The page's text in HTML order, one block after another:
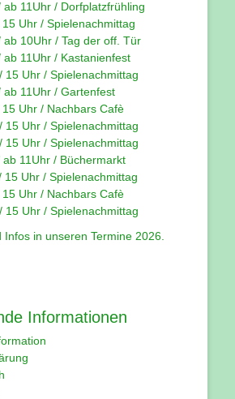
11Uhr / Dorfplatzfrühling
Uhr / Spielenachmittag
10Uhr / Tag der off. Tür
11Uhr / Kastanienfest
Uhr / Spielenachmittag
11Uhr / Gartenfest
Uhr / Nachbars Cafè
Uhr / Spielenachmittag
Uhr / Spielenachmittag
11Uhr / Büchermarkt
Uhr / Spielenachmittag
Uhr / Nachbars Cafè
Uhr / Spielenachmittag
Infos in unseren Termine 2026
Informationen